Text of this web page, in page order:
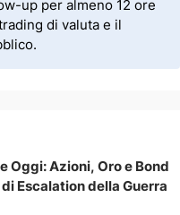
up per almeno 12 ore
di valuta e il
Oggi: Azioni, Oro e Bond
Escalation della Guerra